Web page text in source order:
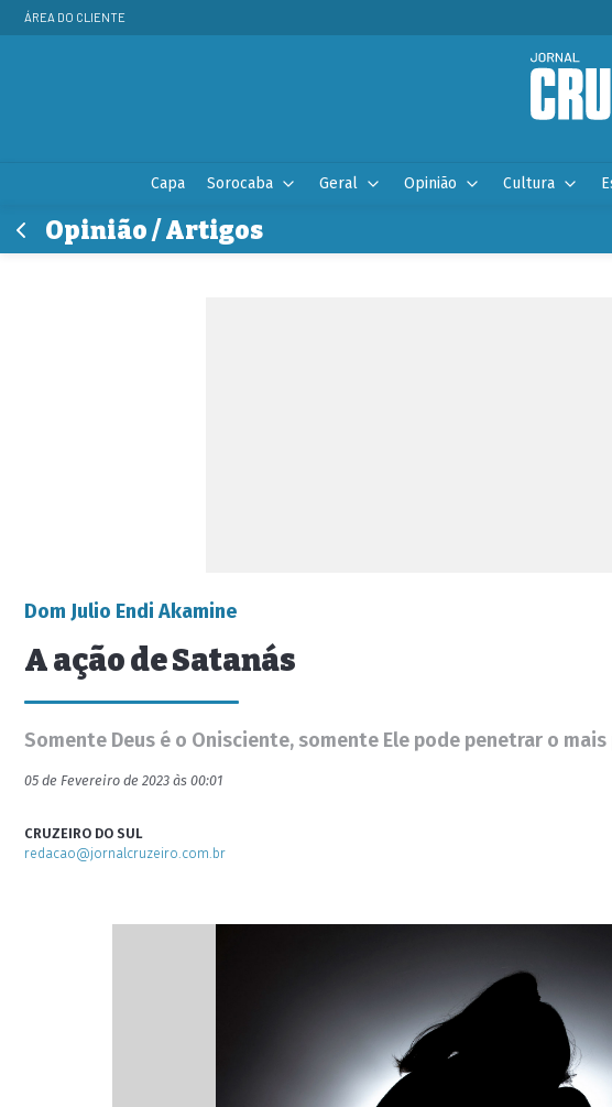
ÁREA DO CLIENTE
Capa Sorocaba Geral Opinião Cultura
Opinião / Artigos
Dom Julio Endi Akamine
A ação de Satanás
Somente Deus é o Onisciente, somente Ele pode penetrar o
05 de Fevereiro de 2023 às 00:01
CRUZEIRO DO SUL
redacao@jornalcruzeiro.com.br